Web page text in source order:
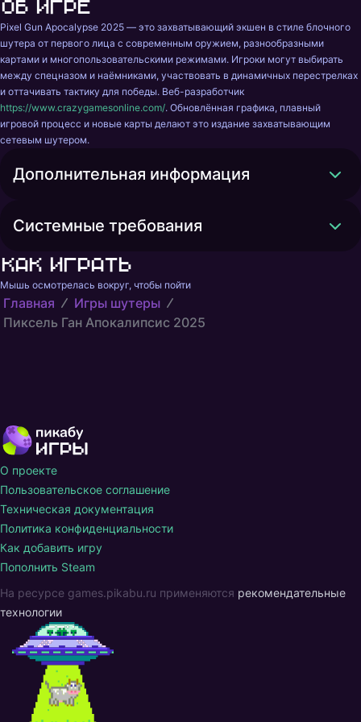
Об игре
Pixel Gun Apocalypse 2025 — это захватывающий экшен в стиле блочного
шутера от первого лица с современным оружием, разнообразными
картами и многопользовательскими режимами. Игроки могут выбирать
между спецназом и наёмниками, участвовать в динамичных перестрелках
https://www.crazygamesonline.com/. Обновлённая графика, плавный
игровой процесс и новые карты делают это издание захватывающим
сетевым шутером.
Дополнительная информация
Системные требования
Как играть
Мышь осмотрелась вокруг, чтобы пойти
Главная
Игры шутеры
Пиксель Ган Апокалипсис 2025
О проекте
Пользовательское соглашение
Техническая документация
Политика конфиденциальности
Как добавить игру
Пополнить Steam
На ресурсе games.pikabu.ru применяются рекомендательные
технологии